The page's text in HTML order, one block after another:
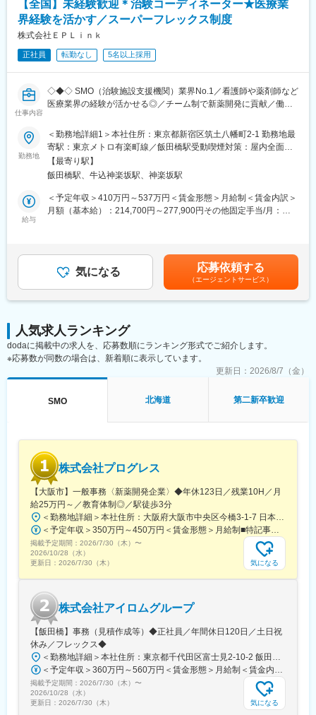
実しています。入社は原則偶数月と決まっており、同期入社者と
ともに2週間弱本社にて集合研修を行います。会社のことや業務を
遂行する上で必要な法令から実務まで座学中心でロープレを交え
ながら学んでいきます。その後、各拠点に配属され先輩社員から
業務を引継ぎながらOJT担当者とともに医療機関へ同行するな
ートを用いながら習熟度を測り、入社後1年程度で一人で担当を持
てるようになります。なお、その後も定期的に中途入社者に対し
・チームワーク：通常は1人で業務にあたることが多いですが、困
ったときや先輩や上司がサポートしてくれるため、安心して進め
られます。また、家族の急な体調不良や突発休の場合にも周囲が
代理対応をしてくれる風土があり、チームワークが強みです。
した。管理職における女性比率も63.6%と、ライフイベントの多
い女性も活躍しやすい環境です。正社員の場合、転勤可能性はあ
変更の範囲：会社の定める業務
【全国】未経験歓迎＊治験コーディネーター★医療業
界経験を活かす／スーパーフレックス制度
株式会社ＥＰＬｉｎｋ
正社員 転勤なし 5名以上採用
仕事内容
◇◆◇ SMO（治験施設支援機関）業界No.1／看護師や薬剤師など
医療業界の経験が活かせる◎／チーム制で新薬開発に貢献／働き
【CRC=治験コーディネーターとは？】
病院・クリニックを訪問して、患者様や医師や院内スタッフ、さ
らに製薬企業との連絡・調整役を担います。また、治験を受けて
いただく患者様の相談相手となり、じっくり向き合う仕事です。
【CRCのやりがい】
接聞けることもあります。患者様や医療機関から「ありがとう」
と感謝の言葉をいただけたときの喜びは、ひとしおです。
・治験の進捗状況の確認や患者様対応の予定などを、院内の治験
事務局に共有
・来院された患者様の診察や検査に同席し、治験が手順通りに行
われているか、患者様の状態変化が無いかを確認します。
・患者様の報告書作成
・医師との打ち合わせ
■基礎研修が充実：
入社後1か月は研修期間となります。ビジネスマナーやPCスキル
研修が入社後研修としてあり、PC慣れしていない方も安心してご
入社いただけます。
■配属後も丁寧なフォロー：
現場配属後は、OJTで独り立ちまでサポートその後も定期的なフ
ォローアップ研修や、専門性を高める継続研修、階層別研修など
様々な研修をご用意しています。
・スーパーフレックスタイム制を導入しており、社員自身が業務
のスケジュールに合わせて始業、就業時間を決めることができま
す。
・5日間のリフレッシュ休暇制度や、時間単位で取得できる有給休
暇。
・産前産後休暇（妊娠中時短勤務あり）、子供が3歳になるまで取
得できる育児休業、
復帰後は短時間勤務制度の利用も可能。
※育児休業から復帰し3ヶ月後に、育児補助支援金を給付。
勤務地
＜勤務地詳細1＞本社住所：東京都新宿区筑土八幡町2-1 勤務地最
寄駅：東京メトロ有楽町線／飯田橋駅受動喫煙対策：屋内全面禁
煙＜勤務地詳細2＞全国いずれかの医療施設住所：全国いずれかの
医療施設 受動喫煙対策：屋内全面禁煙変更の範囲：会社の定める
【最寄り駅】
飯田橋駅、牛込神楽坂駅、神楽坂駅
給与
＜予定年収＞410万円～537万円＜賃金形態＞月給制＜賃金内訳＞
月額（基本給）：214,700円～277,900円その他固定手当/月：
CRC手当・休日連絡対応手当■賞与：年2回（6月、12月）／昇
給：年1回（10月）※業績に応じ、決算賞与（秋季賞与）支給の場
合あり（10月）■時間外・休日出勤手当等の割増賃金は別途支給
賃金はあくまでも目安の金額であり、選考を通じて上下する可能
気になる 応募依頼する
（エージェントサービス）
人気求人ランキング
dodaに掲載中の求人を、応募数順にランキング形式でご紹介します。
※応募数が同数の場合は、新着順に表示しています。
更新日： 2026/8/7（金）
SMO 北海道 第二新卒歓迎
株式会社プログレス
【大阪市】一般事務〈新薬開発企業〉◆年休123日／残業10H／月
給25万円～／教育体制◎／駅徒歩3分
＜勤務地詳細＞本社住所：大阪府大阪市中央区今橋3-1-7 日本生命今橋ビル受動喫煙対策：屋内全面禁煙変更の範囲：無
＜予定年収＞350万円～450万円＜賃金形態＞月給制■特記事項なし＜賃金内訳＞月額（基本給）：232,000円～260,000円固定残業手当/月：18,000円～20,000円（固定残業時間10時間0分/月）超過した時間外労働の残業手当は追加支給＜月給＞250,000円～280,000円（一律手当を含む）＜昇給有無＞有＜残業手当＞有＜給与補足＞■賞与（年4回）：初年度0.7か月分、2年目以降1.4か月（変動有）■昇給（年1回以上）＊通勤手当（全額）＊住宅手当＊習い事支援手当 （社員が契約した習い事を上限7,000円として80％を支給）＊医療費補助手当 （社員とその両親の保険診療の医療費の自己負担額の50％を支給）賃金はあくまでも目安の金額であり、選考を通じて上下する可能性があります。月給(月額)は固定手当を含めた表記です。
掲載予定期間： 2026/7/30（木） 〜
2026/10/28（水）
更新日： 2026/7/30（木） 気になる
株式会社アイロムグループ
【飯田橋】事務（見積作成等）◆正社員／年間休日120日／土日祝
休み／フレックス◆
＜勤務地詳細＞本社住所：東京都千代田区富士見2-10-2 飯田橋グラン・ブルーム勤務地最寄駅：各線／飯田橋駅受動喫煙対策：屋内全面禁煙
＜予定年収＞360万円～560万円＜賃金形態＞月給制＜賃金内訳＞月額（基本給）：290,000円～350,000円＜月給＞290,000円～350,000円＜昇給有無＞有＜残業手当＞有＜給与補足＞※詳細は、能力・経験に応じて決定します。■昇給：年1回■賞与：年2回（但し、決算賞与追加支給にて年3回の実績有）賃金はあくまでも目安の金額であり、選考を通じて上下する可能性があります。月給(月額)は固定手当を含めた表記です。
掲載予定期間： 2026/7/30（木） 〜
2026/10/28（水）
更新日： 2026/7/30（木） 気になる